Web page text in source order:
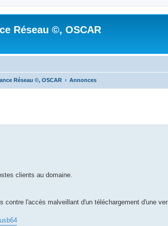
Réseau ©, OSCAR
Réseau ©, OSCAR Annonces
clients au domaine.
l'accès malveillant d'un téléchargement d'une